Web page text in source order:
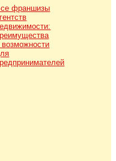
франшизы
возможности